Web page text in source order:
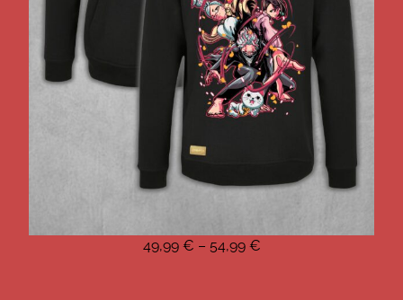
49,99 € – 54,99 €